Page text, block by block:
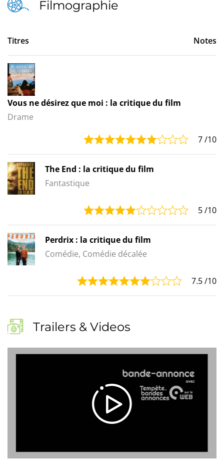
Filmographie
Titres Notes
Vous ne désirez que moi : la critique du film
Drame
7/10
The End : la critique du film
Fantastique
5/10
Perdrix : la critique du film
Comédie, Comédie décalée
7.5/10
Trailers & Videos